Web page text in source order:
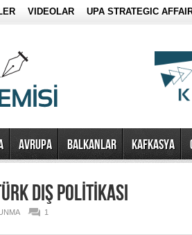
VIDEOLAR UPA STRATEGIC
AVRUPA BALKANLAR KAFKASYA
DIŞ POLİTİKASI
1